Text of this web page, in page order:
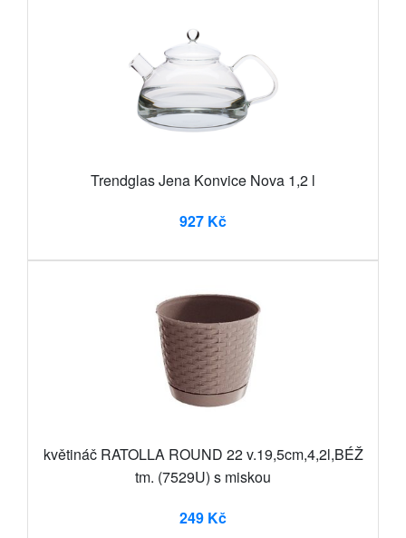
Trendglas Jena Konvice Nova 1,2 l
927 Kč
květináč RATOLLA ROUND 22 v.19,5cm,4,2l,BÉŽ
tm. (7529U) s miskou
249 Kč